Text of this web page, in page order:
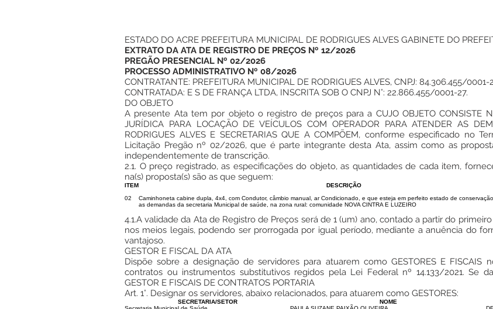
ESTADO DO ACRE PREFEITURA MUNICIPAL DE RODRIGUES ALVES GABINETE DO
EXTRATO DA ATA DE REGISTRO DE PREÇOS Nº 12/2026
PREGÃO PRESENCIAL Nº 02/2026
PROCESSO ADMINISTRATIVO Nº 08/2026
CONTRATANTE: PREFEITURA MUNICIPAL DE RODRIGUES ALVES, CNPJ: 84.306.455/0001-
CONTRATADA: E S DE FRANÇA LTDA, INSCRITA SOB O CNPJ N°: 22.866.455/0001-27.
DO OBJETO
A presente Ata tem por objeto o registro de preços para a CUJO OBJETO CONSISTE
JURÍDICA PARA LOCAÇÃO DE VEÍCULOS COM OPERADOR PARA ATENDER AS
RODRIGUES ALVES E SECRETARIAS QUE A COMPÕEM, conforme especificado no
Licitação Pregão nº 02/2026, que é parte integrante desta Ata, assim como as
independentemente de transcrição.
2.1. O preço registrado, as especificações do objeto, as quantidades de cada item,
na(s) proposta(s) são as que seguem:
ITEM DESCRIÇÃO
02
Caminhoneta cabine dupla, 4x4, com Condutor, câmbio manual, ar Condicionado, e que esteja em perfeito estado de
as demandas da secretaria Municipal de saúde, na zona rural: comunidade NOVA CINTRA E LUZEIRO
4.1.A validade da Ata de Registro de Preços será de 1 (um) ano, contado a partir do
nos meios legais, podendo ser prorrogada por igual período, mediante a anuência do
vantajoso.
GESTOR E FISCAL DA ATA
Dispõe sobre a designação de servidores para atuarem como GESTORES E
contratos ou instrumentos substitutivos regidos pela Lei Federal nº 14.133/2021. Se
GESTOR E FISCAIS DE CONTRATOS PORTARIA
Art. 1°. Designar os servidores, abaixo relacionados, para atuarem como GESTORES:
SECRETARIA/SETOR NOME